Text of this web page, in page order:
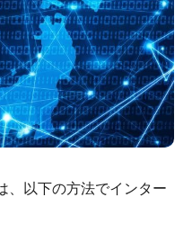
、以下の方法でインター